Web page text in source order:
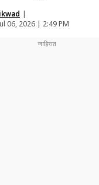
|
06, 2026 | 2:49 PM